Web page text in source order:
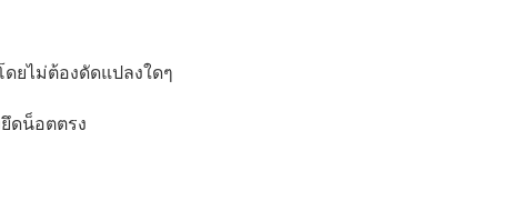
ยไม่ต้องดัดแปลงใดๆ
ดน็อตตรง